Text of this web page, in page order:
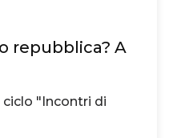
repubblica? A
"Incontri di